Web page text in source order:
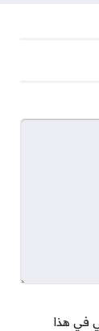
في هذا